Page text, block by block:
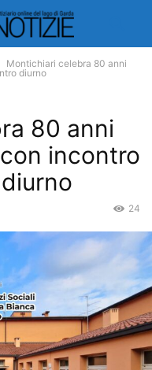
Montichiari celebra 80 anni
diurno
80 anni
incontro
24